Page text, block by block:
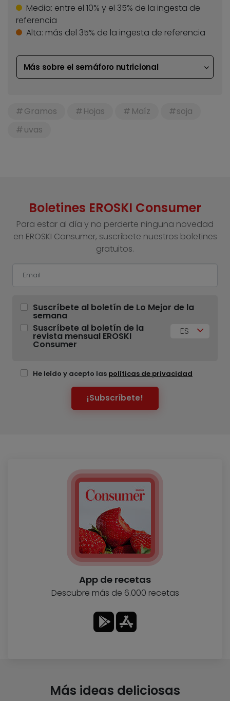
Media: entre el 10% y el 35% de la ingesta de
referencia
Alta: más del 35% de la ingesta de referencia
Más sobre el semáforo nutricional
Gramos Hojas Maíz
soja
uvas
Boletines EROSKI Consumer
Para estar al día y no perderte ninguna novedad
en EROSKI Consumer, suscríbete nuestros boletines
gratuitos.
Suscríbete al boletín de Lo Mejor de la
semana
Suscríbete al boletín de la
revista mensual EROSKI
Consumer
ES
He leído y acepto las políticas de privacidad
¡Subscríbete!
App de recetas
Descubre más de 6.000 recetas
Más ideas deliciosas